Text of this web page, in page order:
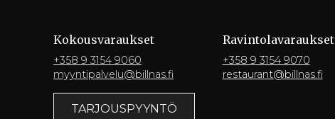
Kokousvaraukset
+358 9 3154 9060
myyntipalvelu@billnas.fi
TARJOUSPYYNTÖ
Ravintola­varaukset
+358 9 3154 9070
restaurant@billnas.fi